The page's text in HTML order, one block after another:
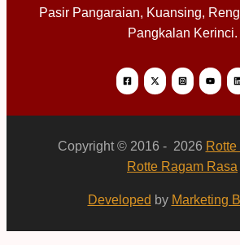
Pasir Pangaraian, Kuansing,
Pangkalan Kerinci.
Copyright © 2016 - 2026
Rotte Ragam Rasa
Developed by Marketing